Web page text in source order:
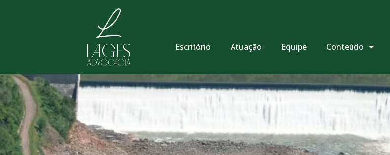
Escritório Atuação Equipe Conteúdo